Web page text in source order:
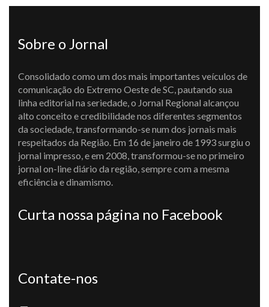
Sobre o Jornal
Consolidado como um dos mais importantes veículos de
comunicação do Extremo Oeste de SC, pautando sua
linha editorial na seriedade, o Jornal Regional alcançou
alto conceito e credibilidade nos diferentes segmentos
da sociedade, transformando-se num dos jornais mais
respeitados da Região. Em 16 de janeiro de 1993 surgiu o
jornal impresso, e em 2008, transformou-se no primeiro
jornal on-line diário da região, sempre com a mesma
eficiência e dinamismo.
Curta nossa página no Facebook
Contate-nos